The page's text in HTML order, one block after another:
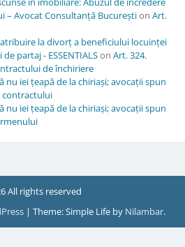
– Avocat Consultanță Bucureștion Art.
la divorț a beneficiului locuinței
partaj - ESSENTIALSon Art. 324.
de închiriere
nu iei țeapă de la chiriași; avocații spun
contractului
nu iei țeapă de la chiriași; avocații spun
All rights reserved
| Theme: Simple Life by Nilambar.